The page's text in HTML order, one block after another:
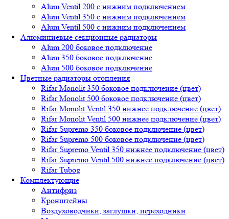
Alum Ventil 200 с нижним подключением
Alum Ventil 350 с нижним подключением
Alum Ventil 500 с нижним подключением
Алюминиевые секционные радиаторы
Alum 200 боковое подключение
Alum 350 боковое подключение
Alum 500 боковое подключение
Цветные радиаторы отопления
Rifar Monolit 350 боковое подключение (цвет)
Rifar Monolit 500 боковое подключение (цвет)
Rifar Monolit Ventil 350 нижнее подключение (цвет)
Rifar Monolit Ventil 500 нижнее подключение (цвет)
Rifar Supremo 350 боковое подключение (цвет)
Rifar Supremo 500 боковое подключение (цвет)
Rifar Supremo Ventil 350 нижнее подключение (цвет)
Rifar Supremo Ventil 500 нижнее подключение (цвет)
Rifar Tubog
Комплектующие
Антифриз
Кронштейны
Воздуховодчики, заглушки, переходники